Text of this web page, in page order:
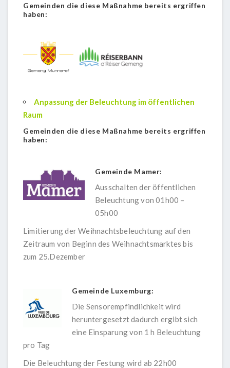
Gemeinden die diese Maßnahme bereits ergriffen
haben:
Anpassung der Beleuchtung im öffentlichen
Raum
Gemeinden die diese Maßnahme bereits ergriffen
haben:
Gemeinde Mamer:
Ausschalten der öffentlichen
Beleuchtung von 01h00 –
05h00
Limitierung der Weihnachtsbeleuchtung auf den
Zeitraum von Beginn des Weihnachtsmarktes bis
zum 25.Dezember
Gemeinde Luxemburg:
Die Sensorempfindlichkeit wird
heruntergesetzt dadurch ergibt sich
eine Einsparung von 1 h Beleuchtung
pro Tag
Die Beleuchtung der Festung wird ab 22h00